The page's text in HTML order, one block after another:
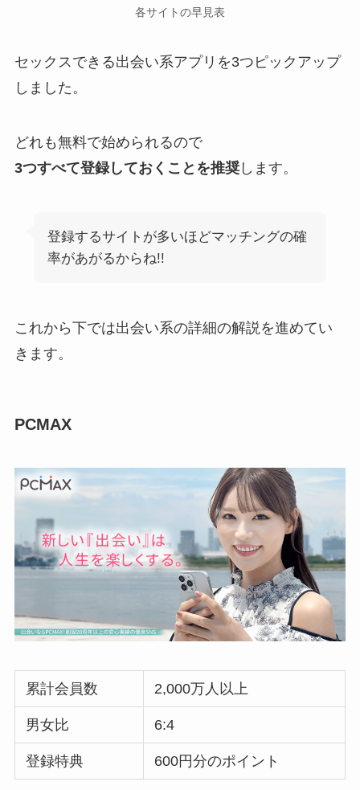
各サイトの早見表
セックスできる出会い系アプリを3つピックアップ
しました。
どれも無料で始められるので
3つすべて登録しておくことを推奨します。
登録するサイトが多いほどマッチングの確
率があがるからね!!
これから下では出会い系の詳細の解説を進めてい
きます。
PCMAX
累計会員数 2,000万人以上
男女比 6:4
登録特典 600円分のポイント